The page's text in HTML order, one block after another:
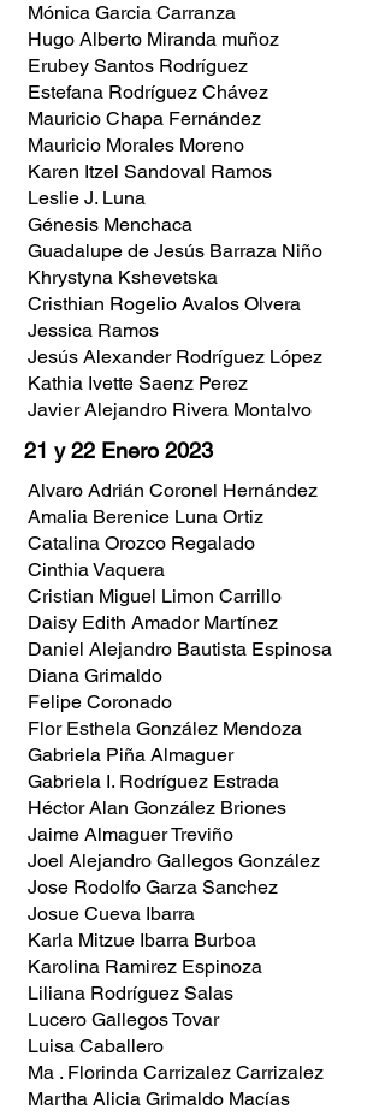
Mónica Garcia Carranza
Hugo Alberto Miranda muñoz
Erubey Santos Rodríguez
Estefana Rodríguez Chávez
Mauricio Chapa Fernández
Mauricio Morales Moreno
Karen Itzel Sandoval Ramos
Leslie J. Luna
Génesis Menchaca
Guadalupe de Jesús Barraza Niño
Khrystyna Kshevetska
Cristhian Rogelio Avalos Olvera
Jessica Ramos
Jesús Alexander Rodríguez López
Kathia Ivette Saenz Perez
Javier Alejandro Rivera Montalvo
21 y 22 Enero 2023
Alvaro Adrián Coronel Hernández
Amalia Berenice Luna Ortiz
Catalina Orozco Regalado
Cinthia Vaquera
Cristian Miguel Limon Carrillo
Daisy Edith Amador Martínez
Daniel Alejandro Bautista Espinosa
Diana Grimaldo
Felipe Coronado
Flor Esthela González Mendoza
Gabriela Piña Almaguer
Gabriela I. Rodríguez Estrada
Héctor Alan González Briones
Jaime Almaguer Treviño
Joel Alejandro Gallegos González
Jose Rodolfo Garza Sanchez
Josue Cueva Ibarra
Karla Mitzue Ibarra Burboa
Karolina Ramirez Espinoza
Liliana Rodríguez Salas
Lucero Gallegos Tovar
Luisa Caballero
Ma . Florinda Carrizalez Carrizalez
Martha Alicia Grimaldo Macías